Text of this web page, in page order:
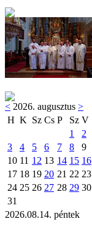
< 2026. augusztus >
H K Sz Cs P Sz V
1
2
3
4 5 6 7 8
9
10 11 12 13 14 15 16
17 18 19 20 21 22 23
24 25 26 27 28 29 30
31
2026.08.14. péntek